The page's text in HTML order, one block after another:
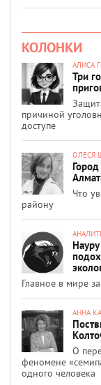
КОЛОНКИ
АЛИСА
Три
причиной
доступе
ОЛЕСЯ
Что
району
Главное в мире
АННА
О
феномене
одного человека